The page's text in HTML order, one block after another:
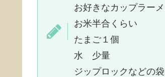
お好きなカップラー
お米半合くらい
たまご１個
水 少量
ジップロックなどの袋